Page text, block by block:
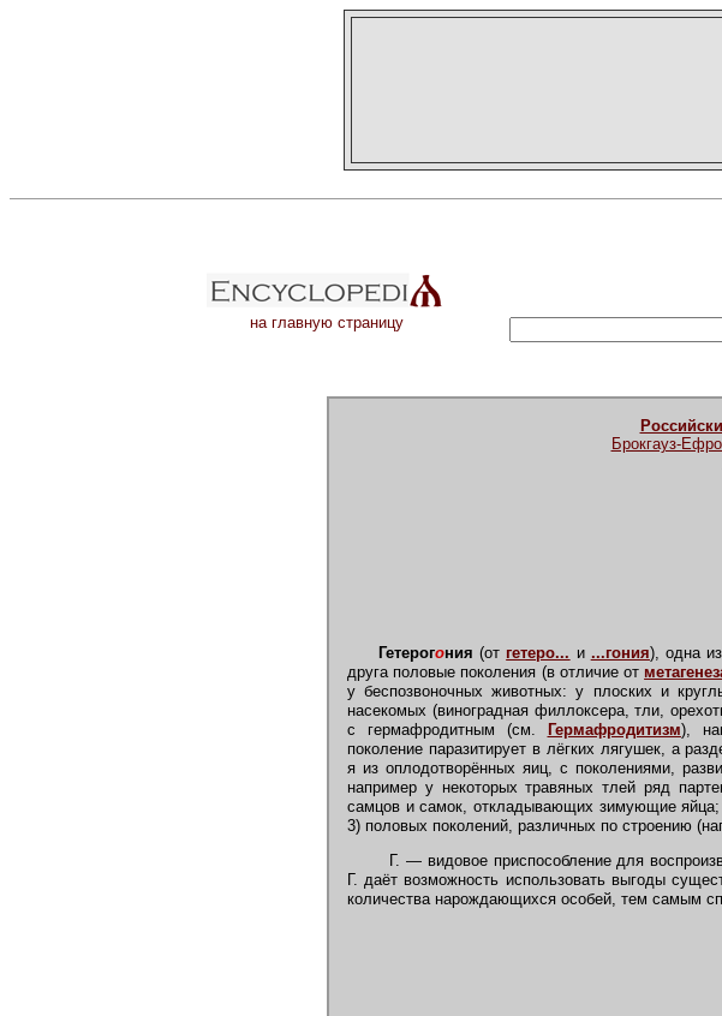
на главную страницу
Брокгауз-
Гетерогония (от гетеро... и ...гония), одна
друга половые поколения (в отличие от
у беспозвоночных животных: у плоских и
насекомых (виноградная филлоксера, тли,
с гермафродитным (см.
Гермафродитизм),
поколение паразитирует в лёгких лягушек, а
я из оплодотворённых яиц, с поколениями,
например у некоторых травяных тлей ряд
самцов и самок, откладывающих зимующие яйца;
3) половых поколений, различных по строению
Г. — видовое приспособление для
Г. даёт возможность использовать выгоды
количества нарождающихся особей, тем самым